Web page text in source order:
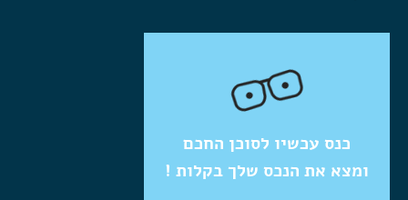
כנס עכשיו לסוכן החכם
ומצא את הנכס שלך בקלות !